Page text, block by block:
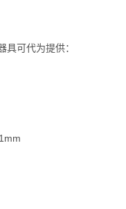
可代为提供：